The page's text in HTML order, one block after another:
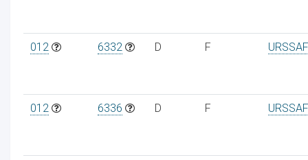
012 6332 D F
012 6336 D F